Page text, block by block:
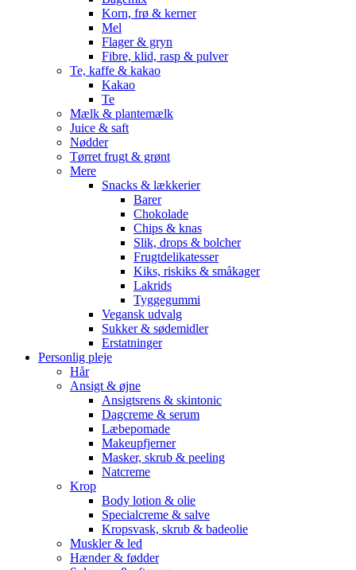
Korn, frø & kerner
Mel
Flager & gryn
Fibre, klid, rasp & pulver
Te, kaffe & kakao
Kakao
Te
Mælk & plantemælk
Juice & saft
Nødder
Tørret frugt & grønt
Mere
Snacks & lækkerier
Barer
Chokolade
Chips & knas
Slik, drops & bolcher
Frugtdelikatesser
Kiks, riskiks & småkager
Lakrids
Tyggegummi
Vegansk udvalg
Sukker & sødemidler
Erstatninger
Personlig pleje
Hår
Ansigt & øjne
Ansigtsrens & skintonic
Dagcreme & serum
Læbepomade
Makeupfjerner
Masker, skrub & peeling
Natcreme
Krop
Body lotion & olie
Specialcreme & salve
Kropsvask, skrub & badeolie
Muskler & led
Hænder & fødder